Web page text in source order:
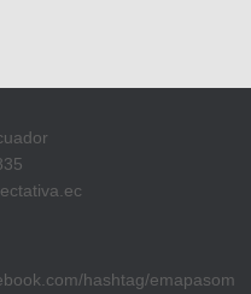
hashtag/emapasom